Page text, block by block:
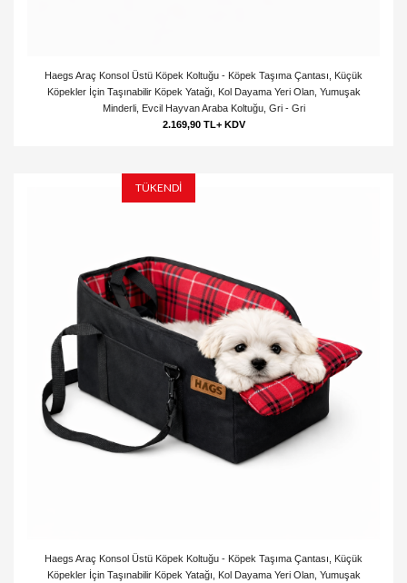
Haegs Araç Konsol Üstü Köpek Koltuğu - Köpek Taşıma Çantası, Küçük
Köpekler İçin Taşınabilir Köpek Yatağı, Kol Dayama Yeri Olan, Yumuşak
Minderli, Evcil Hayvan Araba Koltuğu, Gri - Gri
2.169,90 TL+ KDV
TÜKENDİ
Haegs Araç Konsol Üstü Köpek Koltuğu - Köpek Taşıma Çantası, Küçük
Köpekler İçin Taşınabilir Köpek Yatağı, Kol Dayama Yeri Olan, Yumuşak